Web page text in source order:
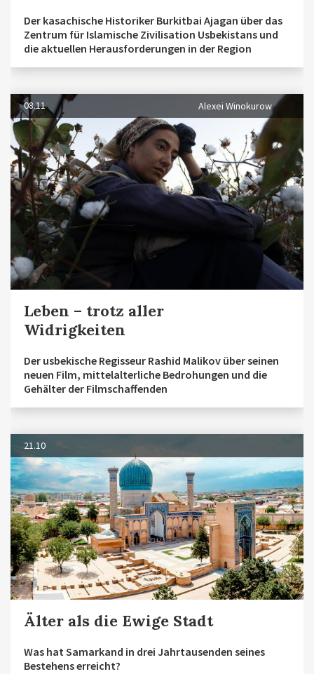
Der kasachische Historiker Burkitbai Ajagan über das
Zentrum für Islamische Zivilisation Usbekistans und
die aktuellen Herausforderungen in der Region
08.11 Alexei Winokurow
Leben – trotz aller
Widrigkeiten
Der usbekische Regisseur Rashid Malikov über seinen
neuen Film, mittelalterliche Bedrohungen und die
Gehälter der Filmschaffenden
21.10
Älter als die Ewige Stadt
Was hat Samarkand in drei Jahrtausenden seines
Bestehens erreicht?